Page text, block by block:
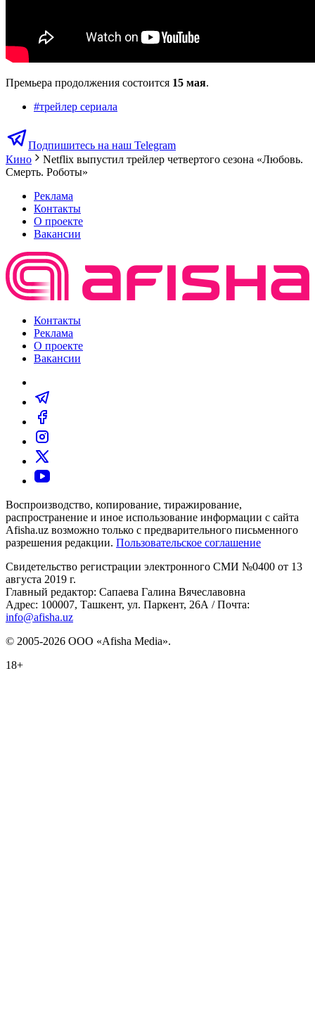
Премьера продолжения состоится 15 мая.
#трейлер сериала
Подпишитесь на наш Telegram
Кино
Netflix выпустил трейлер четвертого сезона «Любовь.
Смерть. Роботы»
Реклама
Контакты
О проекте
Вакансии
Контакты
Реклама
О проекте
Вакансии
Воспроизводство, копирование, тиражирование,
распространение и иное использование информации с сайта
Afisha.uz возможно только с предварительного письменного
разрешения редакции. Пользовательское соглашение
Свидетельство регистрации электронного СМИ №0400 от 13
августа 2019 г.
Главный редактор: Сапаева Галина Вячеславовна
Адрес: 100007, Ташкент, ул. Паркент, 26А / Почта:
info@afisha.uz
© 2005-2026 ООО «Afisha Media».
18+